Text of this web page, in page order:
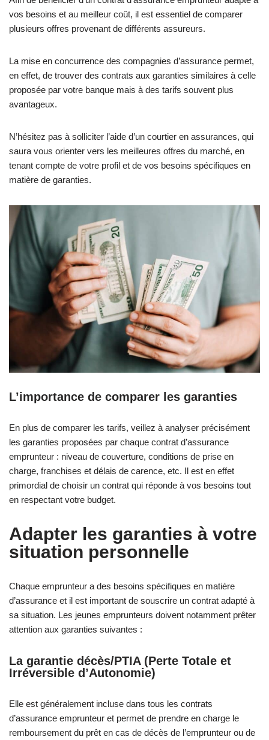
vos besoins et au meilleur coût, il est essentiel de comparer
plusieurs offres provenant de différents assureurs.
La mise en concurrence des compagnies d’assurance permet,
en effet, de trouver des contrats aux garanties similaires à celle
proposée par votre banque mais à des tarifs souvent plus
avantageux.
N’hésitez pas à solliciter l’aide d’un courtier en assurances, qui
saura vous orienter vers les meilleures offres du marché, en
tenant compte de votre profil et de vos besoins spécifiques en
matière de garanties.
L’importance de comparer les garanties
En plus de comparer les tarifs, veillez à analyser précisément
les garanties proposées par chaque contrat d’assurance
emprunteur : niveau de couverture, conditions de prise en
charge, franchises et délais de carence, etc. Il est en effet
primordial de choisir un contrat qui réponde à vos besoins tout
en respectant votre budget.
Adapter les garanties à votre
situation personnelle
Chaque emprunteur a des besoins spécifiques en matière
d’assurance et il est important de souscrire un contrat adapté à
sa situation. Les jeunes emprunteurs doivent notamment prêter
attention aux garanties suivantes :
La garantie décès/PTIA (Perte Totale et
Irréversible d’Autonomie)
Elle est généralement incluse dans tous les contrats
d’assurance emprunteur et permet de prendre en charge le
remboursement du prêt en cas de décès de l’emprunteur ou de